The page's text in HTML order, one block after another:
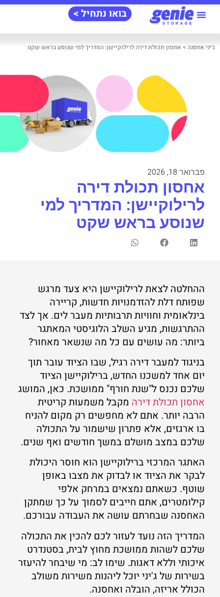
בואו נתחיל >
ג'יני‭ ‬אחסנה > אחסון תכולת דירה לרילוקיישן: המדריך למי שנוסע בראש שקט
פברואר 18, 2026
אחסון תכולת דירה
לרילוקיישן: המדריך למי
שנוסע בראש שקט
ההחלטה לצאת לרילוקיישן היא צעד מרגש
שפותח דלת להזדמנויות חדשות, קריירה
בינלאומית וחוויות תרבותיות מעבר לים. אך לצד
ההתרגשות, מגיע השלב הלוגיסטי המאתגר
ביותר: מה עושים עם כל מה שנשאר מאחור?
בניגוד למעבר דירה רגיל, שבו הציוד עובר תוך
יום אחד למשכנו החדש, ברילוקיישן הציוד
שלכם נכנס ל"שנת חורף" ממושכת. כאן, המושג
אחסון תכולת דירה מקבל משמעות קריטית
הרבה יותר. אתם לא מחפשים רק מקום להניח
בו ארגזים, אלא פתרון שישמור על התכולה
שלכם במצב מושלם במשך חודשים ואף שנים.
האתגר המרכזי ברילוקיישן הוא חוסר היכולת
לבקר את הציוד או לבדוק את מצבו באופן
שוטף. כשאתם נמצאים במרחק אלפי
קילומטרים, אתם חייבים לסמוך על כך שמתקן
האחסנה שבחרתם עושה את העבודה עבורכם.
המדריך הזה נועד לעזור לכם להכין את התכולה
שלכם לשהות ממושכת מחוץ לבית, בסטנדרט
איכותי וללא דאגות. שימו לב: מי שיבחר להיעזר
בשירות של ג'יני יוכל ליהנות משירות משולב
הכולל אריזה, הובלה ואחסנה.